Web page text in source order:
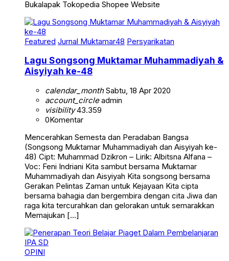
Bukalapak Tokopedia Shopee Website
Featured Jurnal Muktamar48 Persyarikatan
Lagu Songsong Muktamar Muhammadiyah &
Aisyiyah ke-48
calendar_monthSabtu, 18 Apr 2020
account_circleadmin
visibility43.359
0Komentar
Mencerahkan Semesta dan Peradaban Bangsa
(Songsong Muktamar Muhammadiyah dan Aisyiyah ke-
48) Cipt: Muhammad Dzikron – Lirik: Albitsna Alfana –
Voc: Feni Indriani Kita sambut bersama Muktamar
Muhammadiyah dan Aisyiyah Kita songsong bersama
Gerakan Pelintas Zaman untuk Kejayaan Kita cipta
bersama bahagia dan bergembira dengan cita Jiwa dan
raga kita tercurahkan dan gelorakan untuk semarakkan
Memajukan […]
OPINI